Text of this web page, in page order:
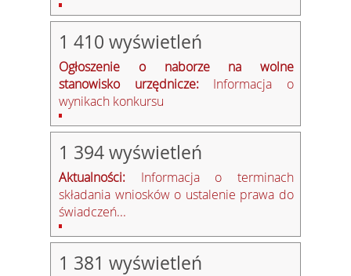
1 410 wyświetleń
Ogłoszenie o naborze na wolne
stanowisko urzędnicze:Informacja o
wynikach konkursu
1 394 wyświetleń
Aktualności: Informacja o terminach
składania wniosków o ustalenie prawa do
świadczeń...
1 381 wyświetleń